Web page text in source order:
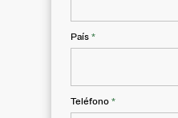
País *
Teléfono *